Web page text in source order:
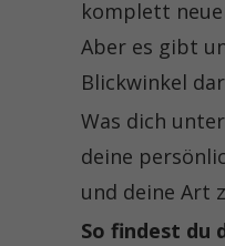
komplett
Aber es gibt
Blickwinkel
Was dich
deine
und deine Art
So findest du